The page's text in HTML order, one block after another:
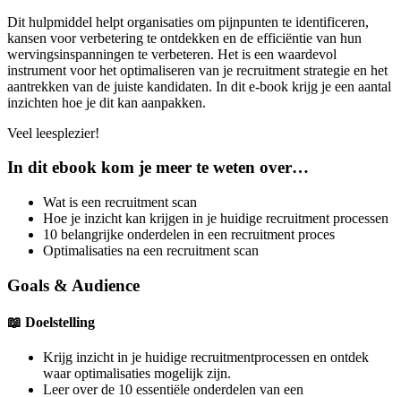
Dit hulpmiddel helpt organisaties om pijnpunten te identificeren,
kansen voor verbetering te ontdekken en de efficiëntie van hun
wervingsinspanningen te verbeteren. Het is een waardevol
instrument voor het optimaliseren van je recruitment strategie en het
aantrekken van de juiste kandidaten. In dit e-book krijg je een aantal
inzichten hoe je dit kan aanpakken.
Veel leesplezier!
In dit ebook kom je meer te weten over…
Wat is een recruitment scan
Hoe je inzicht kan krijgen in je huidige recruitment processen
10 belangrijke onderdelen in een recruitment proces
Optimalisaties na een recruitment scan
Goals & Audience
📖 Doelstelling
Krijg inzicht in je huidige recruitmentprocessen en ontdek
waar optimalisaties mogelijk zijn.
Leer over de 10 essentiële onderdelen van een